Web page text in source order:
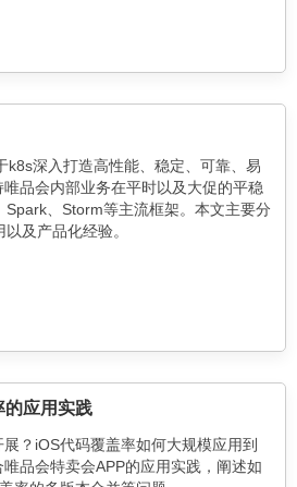
k8s深入打造高性能、稳定、可靠、易
品会内部业务在平时以及大促的平稳
Spark、Storm等主流框架。本文主要分
及产品化经验。
的应用实践
？iOS代码覆盖率如何大规模应用到
品会特卖会APP的应用实践，阐述如